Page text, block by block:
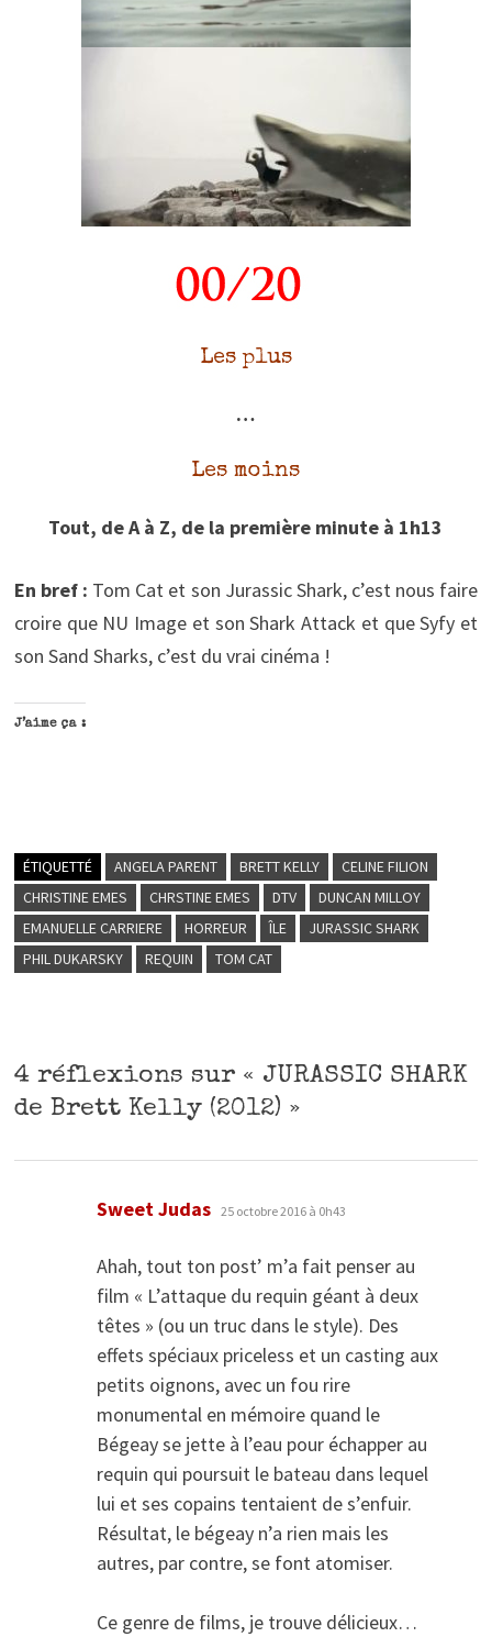
Les plus
…
Les moins
Tout, de A à Z, de la première minute à 1h13
En bref : Tom Cat et son Jurassic Shark, c’est nous faire
croire que NU Image et son Shark Attack et que Syfy et
son Sand Sharks, c’est du vrai cinéma !
J’aime ça :
ÉTIQUETTÉ ANGELA PARENT BRETT KELLY
CELINE FILION
CHRISTINE EMES
CHRSTINE EMES DTV
DUNCAN MILLOY
EMANUELLE CARRIERE
HORREUR ÎLE
JURASSIC SHARK
PHIL DUKARSKY
REQUIN TOM CAT
4 réflexions sur « JURASSIC SHARK
de Brett Kelly (2012) »
Sweet Judas dit :
25 octobre 2016 à 0h43
Ahah, tout ton post’ m’a fait penser au
film « L’attaque du requin géant à deux
têtes » (ou un truc dans le style). Des
effets spéciaux priceless et un casting aux
petits oignons, avec un fou rire
monumental en mémoire quand le
Bégeay se jette à l’eau pour échapper au
requin qui poursuit le bateau dans lequel
lui et ses copains tentaient de s’enfuir.
Résultat, le bégeay n’a rien mais les
autres, par contre, se font atomiser.
Ce genre de films, je trouve délicieux…